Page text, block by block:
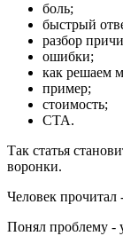
боль;
быстрый
разбор
ошибки;
как решаем
пример;
стоимость;
CTA.
Так статья
воронки.
Человек прочитал
Понял проблему -